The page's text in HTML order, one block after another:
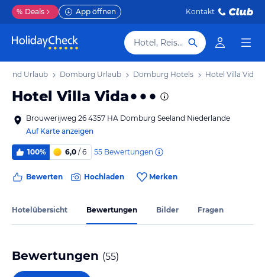
% Deals App öffnen Kontakt
Hotel, Reiseziel
Urlaub Domburg Urlaub Domburg Hotels Hotel Villa Vida
Hotel Villa Vida
Brouwerijweg 26 4357 HA Domburg Seeland Niederlande
Auf Karte anzeigen
100% 6,0 / 6 55 Bewertungen
Bewerten Hochladen Merken
Hotelübersicht Bewertungen Bilder Fragen
Bewertungen (55)